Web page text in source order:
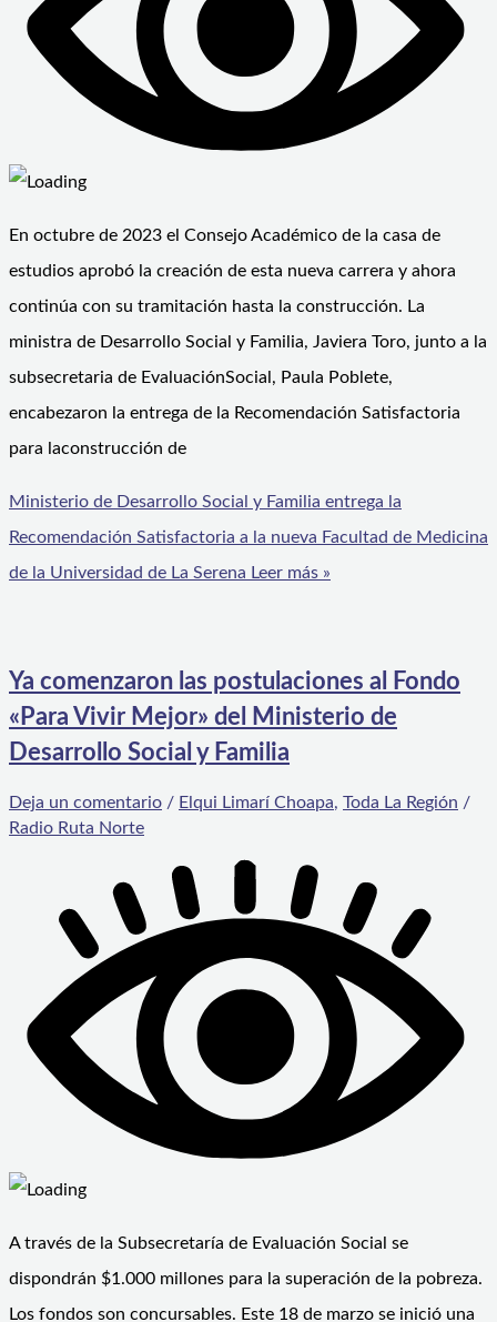
En octubre de 2023 el Consejo Académico de la casa de
estudios aprobó la creación de esta nueva carrera y ahora
continúa con su tramitación hasta la construcción. La
ministra de Desarrollo Social y Familia, Javiera Toro, junto a la
subsecretaria de EvaluaciónSocial, Paula Poblete,
encabezaron la entrega de la Recomendación Satisfactoria
para laconstrucción de
Ministerio de Desarrollo Social y Familia entrega la
Recomendación Satisfactoria a la nueva Facultad de Medicina
de la Universidad de La Serena Leer más »
Ya comenzaron las postulaciones al Fondo
«Para Vivir Mejor» del Ministerio de
Desarrollo Social y Familia
Deja un comentario / Elqui Limarí Choapa, Toda La Región /
Radio Ruta Norte
A través de la Subsecretaría de Evaluación Social se
dispondrán $1.000 millones para la superación de la pobreza.
Los fondos son concursables. Este 18 de marzo se inició una